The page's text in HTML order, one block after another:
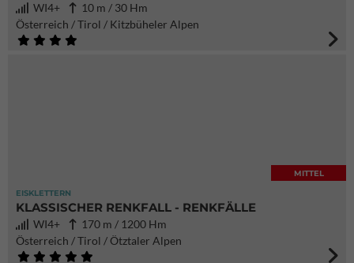
WI4+
10 m / 30 Hm
Österreich / Tirol / Kitzbüheler Alpen
EISKLETTERN
MITTEL
KLASSISCHER RENKFALL - RENKFÄLLE
WI4+
170 m / 1200 Hm
Österreich / Tirol / Ötztaler Alpen